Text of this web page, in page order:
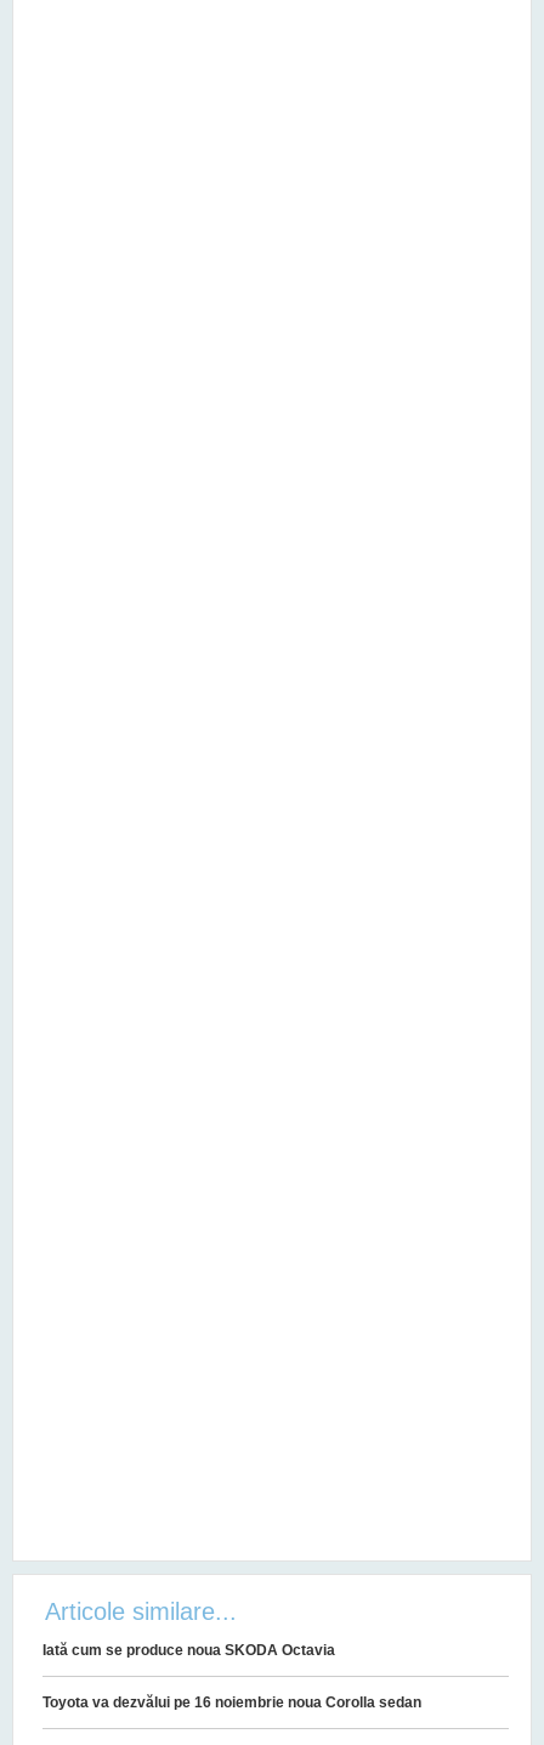
Articole similare...
Iată cum se produce noua SKODA Octavia
Toyota va dezvălui pe 16 noiembrie noua Corolla sedan